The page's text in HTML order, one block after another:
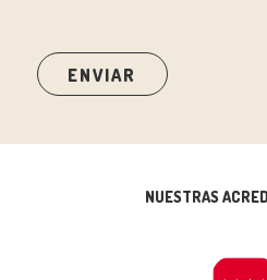
NUESTRAS